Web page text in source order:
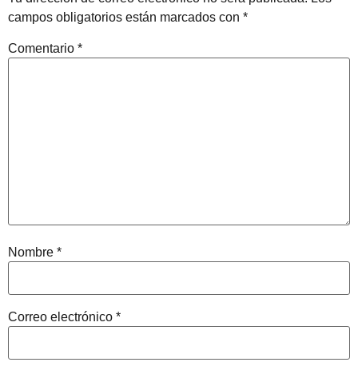
campos obligatorios están marcados con *
Comentario *
Nombre *
Correo electrónico *